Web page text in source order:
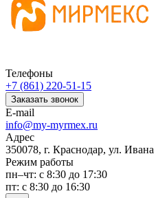
Телефоны
+7 (861) 220-51-15
Заказать звонок
E-mail
info@my-myrmex.ru
Адрес
350078, г. Краснодар, ул.
Режим работы
пн–чт: с 8:30 до 17:30
пт: с 8:30 до 16:30